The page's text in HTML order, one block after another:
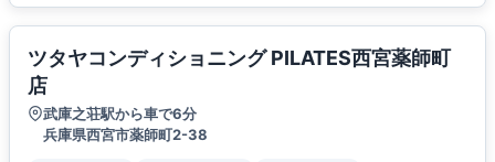
ツタヤコンディショニング PILATES西宮薬師町
店
武庫之荘駅から車で6分
兵庫県西宮市薬師町2-38